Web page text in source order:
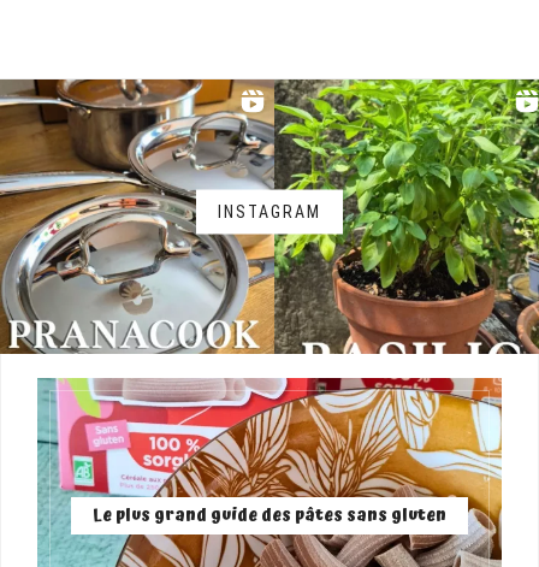
INSTAGRAM
Le plus grand guide des pâtes sans gluten